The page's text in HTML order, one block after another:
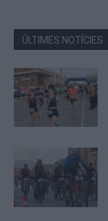
the
CAPTCHA
to
verify
that
you
ÚLTIMES NOTÍCIES